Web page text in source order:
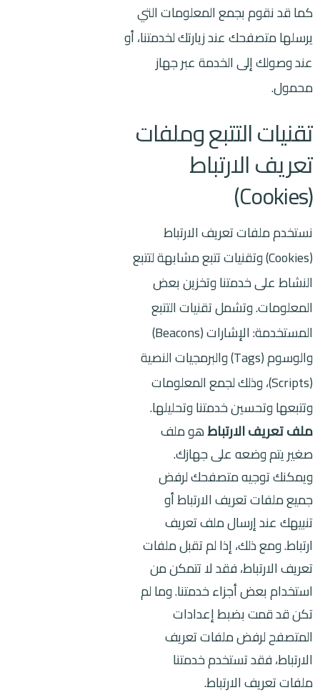
كما قد نقوم بجمع المعلومات التي
يرسلها متصفحك عند زيارتك لخدمتنا، أو
عند وصولك إلى الخدمة عبر جهاز
محمول.
تقنيات التتبع وملفات
تعريف الارتباط
(Cookies)
نستخدم ملفات تعريف الارتباط
(Cookies) وتقنيات تتبع مشابهة لتتبع
النشاط على خدمتنا وتخزين بعض
المعلومات. وتشمل تقنيات التتبع
المستخدمة: الإشارات (Beacons)
والوسوم (Tags) والبرمجيات النصية
(Scripts)، وذلك لجمع المعلومات
وتتبعها وتحسين خدمتنا وتحليلها.
ملف تعريف الارتباطهو ملف
صغير يتم وضعه على جهازك.
ويمكنك توجيه متصفحك لرفض
جميع ملفات تعريف الارتباط أو
تنبيهك عند إرسال ملف تعريف
ارتباط. ومع ذلك، إذا لم تقبل ملفات
تعريف الارتباط، فقد لا تتمكن من
استخدام بعض أجزاء خدمتنا. وما لم
تكن قد قمت بضبط إعدادات
المتصفح لرفض ملفات تعريف
الارتباط، فقد تستخدم خدمتنا
ملفات تعريف الارتباط.